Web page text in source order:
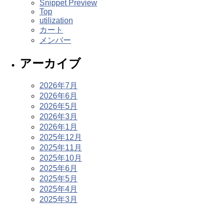
Snippet Preview
Top
utilization
カート
メンバー
アーカイブ
2026年7月
2026年6月
2026年5月
2026年3月
2026年1月
2025年12月
2025年11月
2025年10月
2025年6月
2025年5月
2025年4月
2025年3月